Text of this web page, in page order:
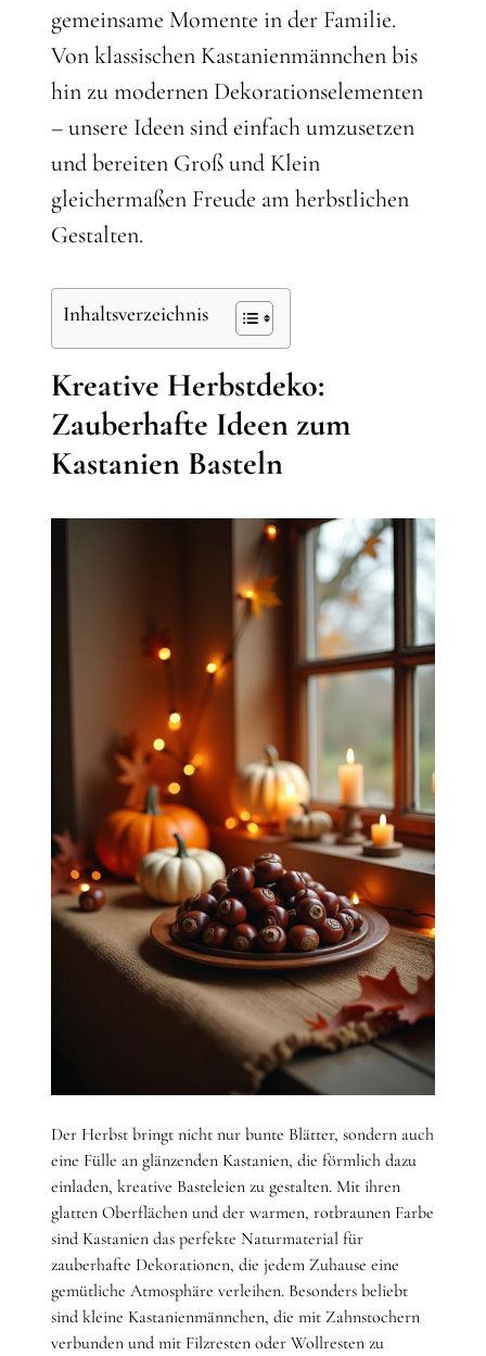
gemeinsame Momente in der Familie.
Von klassischen Kastanienmännchen bis
hin zu modernen Dekorationselementen
– unsere Ideen sind einfach umzusetzen
und bereiten Groß und Klein
gleichermaßen Freude am herbstlichen
Gestalten.
Inhaltsverzeichnis
Kreative Herbstdeko:
Zauberhafte Ideen zum
Kastanien Basteln
Der Herbst bringt nicht nur bunte Blätter, sondern auch
eine Fülle an glänzenden Kastanien, die förmlich dazu
einladen, kreative Basteleien zu gestalten. Mit ihren
glatten Oberflächen und der warmen, rotbraunen Farbe
sind Kastanien das perfekte Naturmaterial für
zauberhafte Dekorationen, die jedem Zuhause eine
gemütliche Atmosphäre verleihen. Besonders beliebt
sind kleine Kastanienmännchen, die mit Zahnstochern
verbunden und mit Filzresten oder Wollresten zu